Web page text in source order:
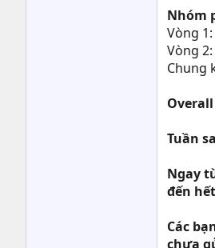
Nhóm
Vòng
Vòng 2:
Chung
Tuần
Ngay
đến
Các
chưa